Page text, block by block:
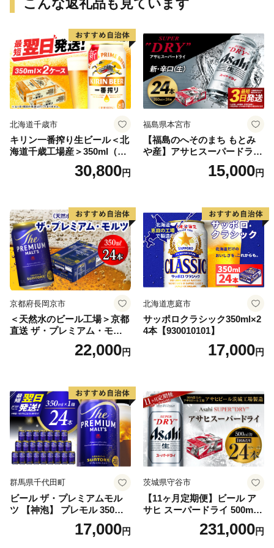
こんな返礼品も見ています
北海道千歳市
キリン一番搾り生ビール＜北
海道千歳工場産＞350ml（24
30,800円
福島県本宮市
【福島のへそのまち もとみ
や産】アサヒスーパードライ
350ml×24本 合計8.4L 1ケー
ス アルコール度数5% 缶ビー
口 送料無料 カメイ 本宮市
【07214-0206】
15,000円
京都府長岡京市
＜天然水のビール工場＞京都
直送 ザ・プレミアム・モル
ツ 350ml×24本 プレモル [149
22,000円
北海道恵庭市
サッポロクラシック350ml×2
4本【930010101】
17,000円
群馬県千代田町
ビール ザ・プレミアムモル
ツ 【神泡】 プレモル 350ml
× 24本 サントリー〈天然水の
ビール工場〉群馬※沖縄・離
17,000円
茨城県守谷市
【11ヶ月定期便】ビール ア
サヒ スーパードライ 500ml 2
4本 1ケース×11ヶ月 | アサヒ
ビール 究極の辛口 酒 お酒 ア
231,000円